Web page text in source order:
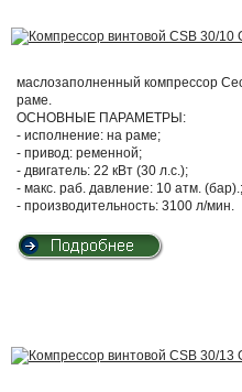
маслозаполненный компрессор
раме.
ОСНОВНЫЕ ПАРАМЕТРЫ:
- исполнение: на раме;
- привод: ременной;
- двигатель: 22 кВт (30 л.с.);
- макс. раб. давление: 10 атм. (бар).;
- производительность: 3100 л/мин.